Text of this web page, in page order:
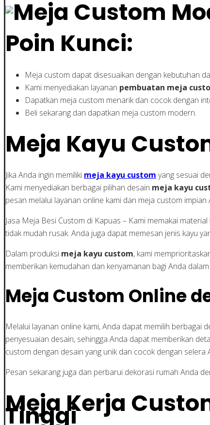
Poin Kunci:
Meja custom dapat disesuaikan dengan kebutuhan
Kami menyediakan layanan pembuatan meja
Dapatkan meja custom menarik dan cocok dengan
Beli sekarang dan dapatkan meja custom modern.
Meja Kayu
Jika Anda ingin memiliki meja kayu custom yang sesuai
Kami menyediakan berbagai pilihan desain meja kayu
pesan melalui layanan online kami dan meja custom
Jasa Meja Besi Custom di Kapuas – Kami memakai
tidak mudah rusak. Anda juga dapat memesan jenis kayu
Dalam produksi meja kayu custom, kami
memberikan kemudahan dan kenyamanan bagi Anda
Meja Custom Online
Melalui layanan online kami, Anda dapat memilih berbagai
penyesuaian desain, sehingga Anda dapat memberikan
custom dengan desain yang unik dan cocok dengan selera
Pesan sekarang juga dan perbarui dekorasi rumah Anda
Meja Kerja
Tinggi